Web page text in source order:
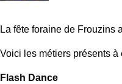
La fête foraine de Frouzins
Voici les métiers présents à
Flash Dance